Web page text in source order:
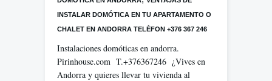
INSTALAR DOMÓTICA EN TU APARTAMENTO O
CHALET EN ANDORRA TELÈFON +376 367 246
Instalaciones domóticas en andorra.
Pirinhouse.com T.+376367246 ¿Vives en
Andorra y quieres llevar tu vivienda al